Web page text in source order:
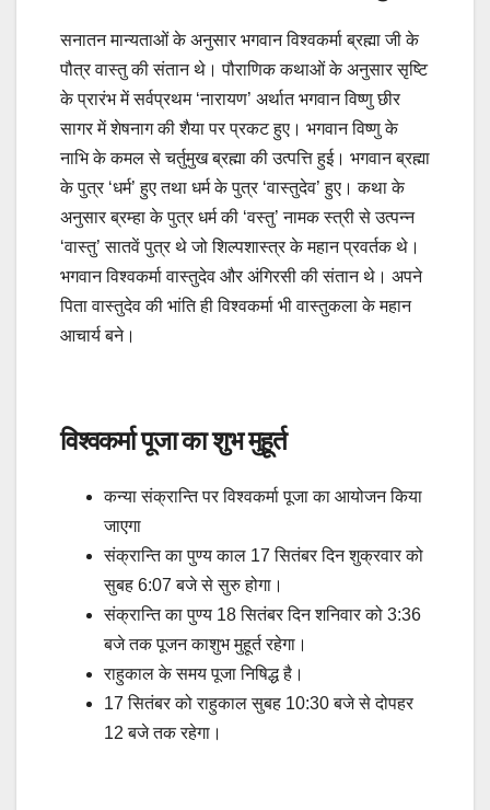
सनातन मान्यताओं के अनुसार भगवान विश्वकर्मा ब्रह्मा जी के
पौत्र वास्तु की संतान थे। पौराणिक कथाओं के अनुसार सृष्टि
के प्रारंभ में सर्वप्रथम ‘नारायण’ अर्थात भगवान विष्णु छीर
सागर में शेषनाग की शैया पर प्रकट हुए। भगवान विष्णु के
नाभि के कमल से चर्तुमुख ब्रह्मा की उत्पत्ति हुई। भगवान ब्रह्मा
के पुत्र ‘धर्म’ हुए तथा धर्म के पुत्र ‘वास्तुदेव’ हुए। कथा के
अनुसार ब्रम्हा के पुत्र धर्म की ‘वस्तु’ नामक स्त्री से उत्पन्न
‘वास्तु’ सातवें पुत्र थे जो शिल्पशास्त्र के महान प्रवर्तक थे।
भगवान विश्वकर्मा वास्तुदेव और अंगिरसी की संतान थे। अपने
पिता वास्तुदेव की भांति ही विश्वकर्मा भी वास्तुकला के महान
आचार्य बने।
विश्वकर्मा पूजा का शुभ मुहूर्त
कन्या संक्रान्ति पर विश्वकर्मा पूजा का आयोजन किया
जाएगा
संक्रान्ति का पुण्य काल 17 सितंबर दिन शुक्रवार को
सुबह 6:07 बजे से सुरु होगा।
संक्रान्ति का पुण्य 18 सितंबर दिन शनिवार को 3:36
बजे तक पूजन काशुभ मुहूर्त रहेगा।
राहुकाल के समय पूजा निषिद्ध है।
17 सितंबर को राहुकाल सुबह 10:30 बजे से दोपहर
12 बजे तक रहेगा।